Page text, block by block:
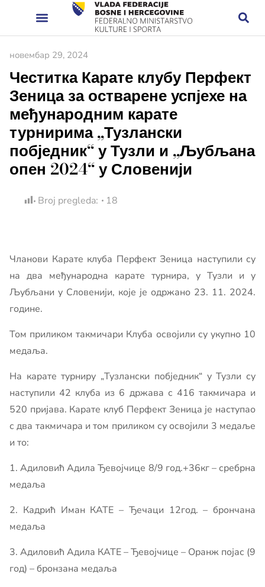
новембар 29, 2024
Честитка Карате клубу Перфект
Зеница за остварене успјехе на
међународним карате
турнирима „Тузлански
побједник“ у Тузли и „Љубљана
опен 2024“ у Словенији
Broj pregleda: 18
Чланови Карате клуба Перфект Зеница наступили су
на два међународна карате турнира, у Тузли и у
Љубљани у Словенији, које је одржано 23. 11. 2024.
године.
Том приликом такмичари Клуба освојили су укупно 10
медаља.
На карате турниру „Тузлански побједник“ у Тузли су
наступили 42 клуба из 6 држава с 416 такмичара и
520 пријава. Карате клуб Перфект Зеница је наступао
с два такмичара и том приликом су освојили 3 медаље
и то:
1. Адиловић Адила Ђевојчице 8/9 год.+36кг – сребрна
медаља
2. Кадрић Иман КАТЕ – Ђечаци 12год. – брончана
медаља
3. Адиловић Адила КАТЕ – Ђевојчице – Оранж појас (9
год) – бронзана медаља